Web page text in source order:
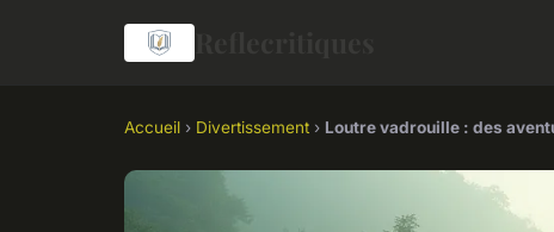
Accueil › Divertissement › Loutre vadrouille : des